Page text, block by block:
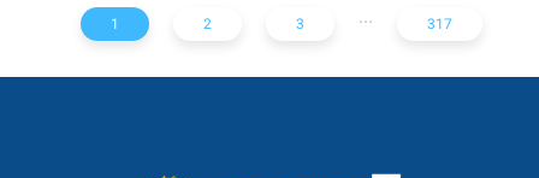
1 2 3 ... 317